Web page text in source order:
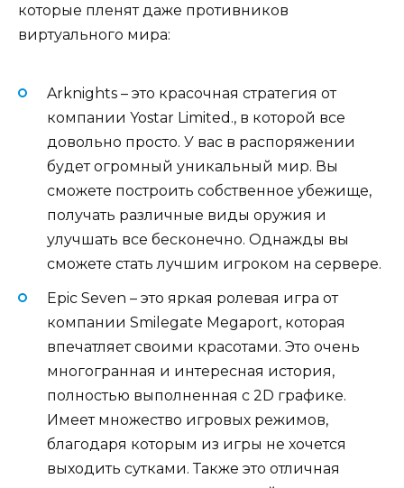
которые пленят даже противников
виртуального мира:
Arknights – это красочная стратегия от
компании Yostar Limited., в которой все
довольно просто. У вас в распоряжении
будет огромный уникальный мир. Вы
сможете построить собственное убежище,
получать различные виды оружия и
улучшать все бесконечно. Однажды вы
сможете стать лучшим игроком на сервере.
Epic Seven – это яркая ролевая игра от
компании Smilegate Megaport, которая
впечатляет своими красотами. Это очень
многогранная и интересная история,
полностью выполненная с 2D графике.
Имеет множество игровых режимов,
благодаря которым из игры не хочется
выходить сутками. Также это отличная